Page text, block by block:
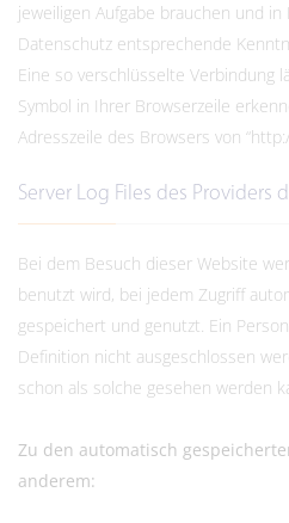
jeweiligen Aufgabe brauchen und
Datenschutz entsprechende
Eine so verschlüsselte Verbindung
Symbol in Ihrer Browserzeile
Adresszeile des Browsers von
Server Log Files des Providers
Bei dem Besuch dieser Website
benutzt wird, bei jedem Zugriff
gespeichert und genutzt. Ein
Definition nicht ausgeschlossen
schon als solche gesehen werden
Zu den automatisch
anderem: